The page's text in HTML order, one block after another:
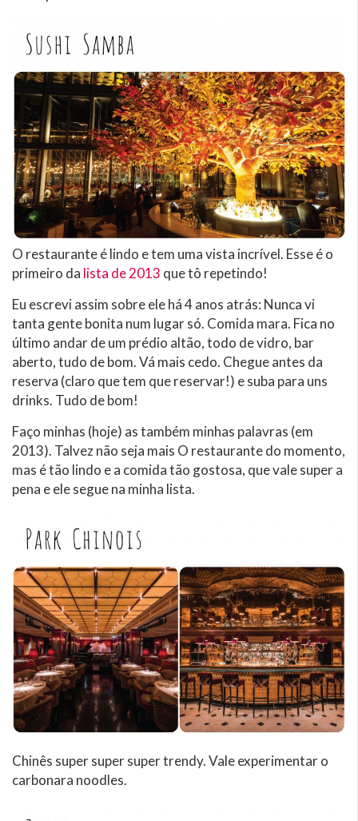
O restaurante é lindo e tem uma vista incrível. Esse é o
primeiro da lista de 2013 que tô repetindo!
Eu escrevi assim sobre ele há 4 anos atrás: Nunca vi
tanta gente bonita num lugar só. Comida mara. Fica no
último andar de um prédio altão, todo de vidro, bar
aberto, tudo de bom. Vá mais cedo. Chegue antes da
reserva (claro que tem que reservar!) e suba para uns
drinks. Tudo de bom!
Faço minhas (hoje) as também minhas palavras (em
2013). Talvez não seja mais O restaurante do momento,
mas é tão lindo e a comida tão gostosa, que vale super a
pena e ele segue na minha lista.
Chinês super super super trendy. Vale experimentar o
carbonara noodles.